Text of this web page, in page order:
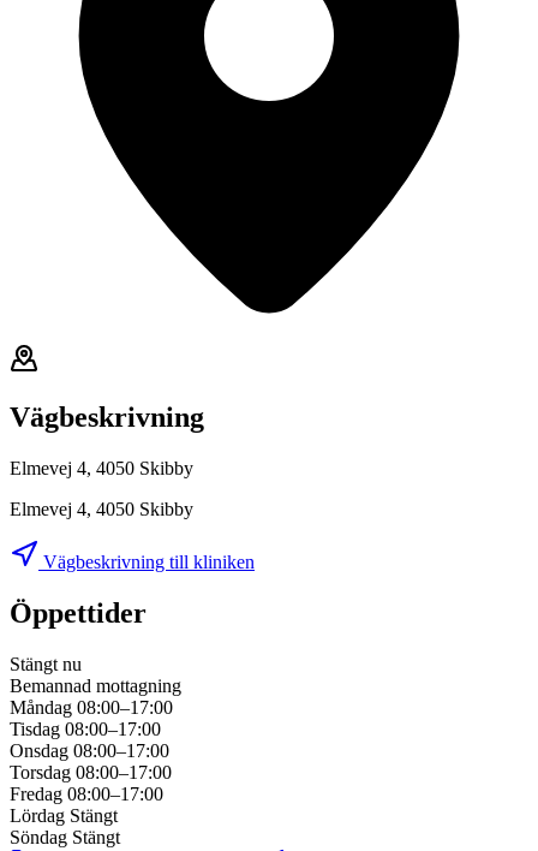
Vägbeskrivning
Elmevej 4, 4050 Skibby
Elmevej 4, 4050 Skibby
Vägbeskrivning till kliniken
Öppettider
Stängt nu
Bemannad mottagning
Måndag 08:00–17:00
Tisdag 08:00–17:00
Onsdag 08:00–17:00
Torsdag 08:00–17:00
Fredag 08:00–17:00
Lördag Stängt
Söndag Stängt